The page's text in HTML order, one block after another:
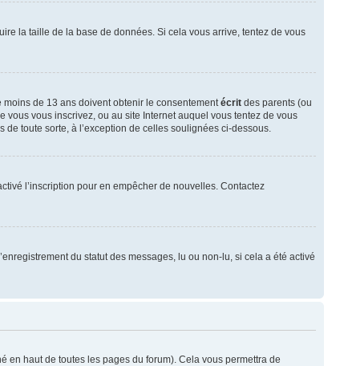
la taille de la base de données. Si cela vous arrive, tentez de vous
de 13 ans doivent obtenir le consentementécrit des parents (ou
vous vous inscrivez, ou au site Internet auquel vous tentez de vous
toute sorte, à l’exception de celles soulignées ci-dessous.
l’inscription pour en empêcher de nouvelles. Contactez
du statut des messages, lu ou non-lu, si cela a été activé
en haut de toutes les pages du forum). Cela vous permettra de